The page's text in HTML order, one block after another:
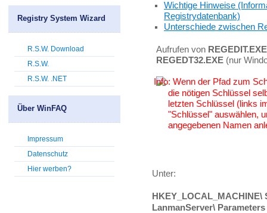
Wichtige Hinweise
Registrydatenbank)
Unterschiede zwischen
Aufrufen von REGEDIT.EXE
REGEDT32.EXE(nur
Wenn der Pfad zum
die nötigen Schlüssel
letzten Schlüssel (links
"Schlüssel" auswählen,
angegebenen Namen
Unter:
LanmanServer\ Parameters
Registry System Wizard
R.S.W. Download
R.S.W.
R.S.W. .NET
Über WinFAQ
Impressum
Datenschutz
Hier werben?